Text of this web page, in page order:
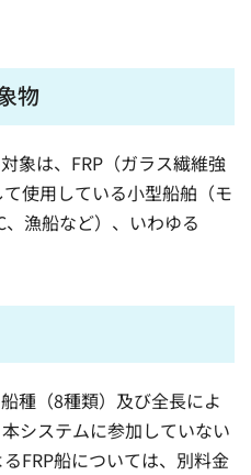
物
象は、FRP（ガラス繊維強
使用している小型船舶（モ
漁船など）、いわゆる
種（8種類）及び全長によ
システムに参加していない
FRP船については、別料金